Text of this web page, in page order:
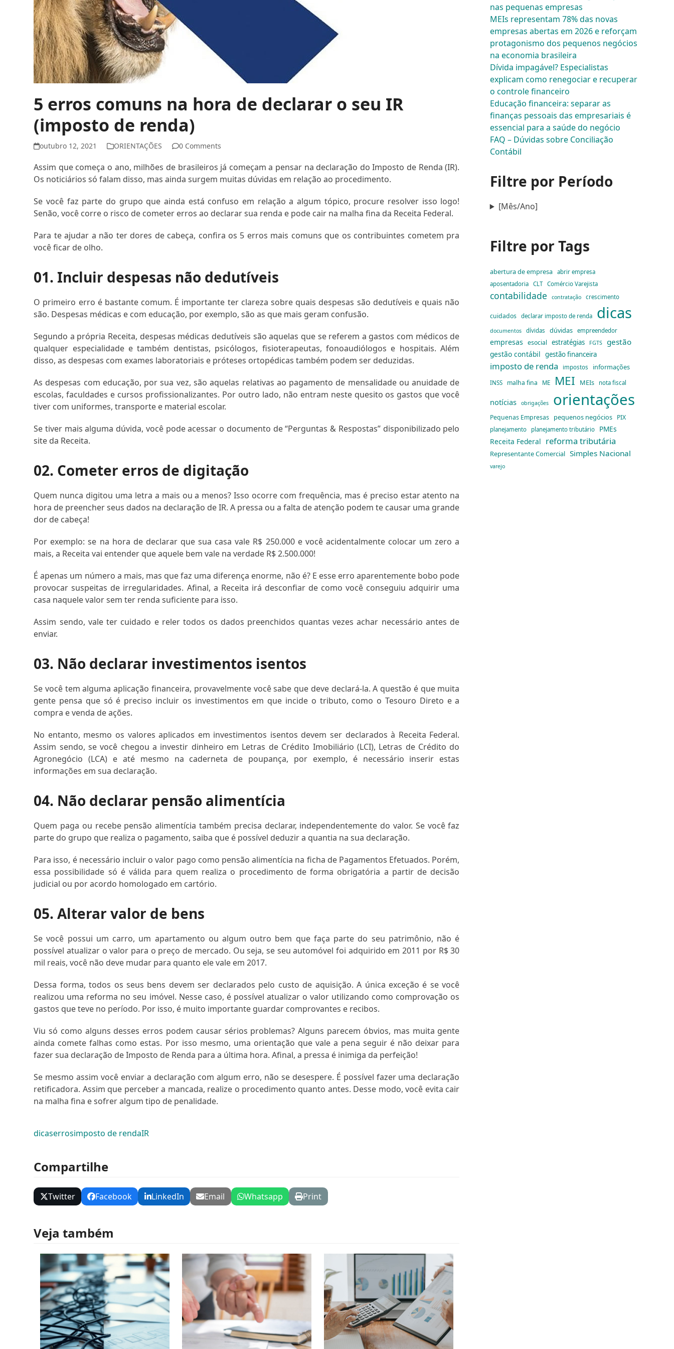
5 erros comuns na hora de declarar o seu IR
(imposto de renda)
outubro 12, 2021 ORIENTAÇÕES 0 Comments
Assim que começa o ano, milhões de brasileiros já começam a pensar na declaração do Imposto de Renda (IR).
Os noticiários só falam disso, mas ainda surgem muitas dúvidas em relação ao procedimento.
Se você faz parte do grupo que ainda está confuso em relação a algum tópico, procure resolver isso logo!
Senão, você corre o risco de cometer erros ao declarar sua renda e pode cair na malha fina da Receita Federal.
Para te ajudar a não ter dores de cabeça, confira os 5 erros mais comuns que os contribuintes cometem pra
você ficar de olho.
01. Incluir despesas não dedutíveis
O primeiro erro é bastante comum. É importante ter clareza sobre quais despesas são dedutíveis e quais não
são. Despesas médicas e com educação, por exemplo, são as que mais geram confusão.
Segundo a própria Receita, despesas médicas dedutíveis são aquelas que se referem a gastos com médicos de
qualquer especialidade e também dentistas, psicólogos, fisioterapeutas, fonoaudiólogos e hospitais. Além
disso, as despesas com exames laboratoriais e próteses ortopédicas também podem ser deduzidas.
As despesas com educação, por sua vez, são aquelas relativas ao pagamento de mensalidade ou anuidade de
escolas, faculdades e cursos profissionalizantes. Por outro lado, não entram neste quesito os gastos que você
tiver com uniformes, transporte e material escolar.
Se tiver mais alguma dúvida, você pode acessar o documento de “Perguntas & Respostas” disponibilizado pelo
site da Receita.
02. Cometer erros de digitação
Quem nunca digitou uma letra a mais ou a menos? Isso ocorre com frequência, mas é preciso estar atento na
hora de preencher seus dados na declaração de IR. A pressa ou a falta de atenção podem te causar uma grande
dor de cabeça!
Por exemplo: se na hora de declarar que sua casa vale R$ 250.000 e você acidentalmente colocar um zero a
mais, a Receita vai entender que aquele bem vale na verdade R$ 2.500.000!
É apenas um número a mais, mas que faz uma diferença enorme, não é? E esse erro aparentemente bobo pode
provocar suspeitas de irregularidades. Afinal, a Receita irá desconfiar de como você conseguiu adquirir uma
casa naquele valor sem ter renda suficiente para isso.
Assim sendo, vale ter cuidado e reler todos os dados preenchidos quantas vezes achar necessário antes de
enviar.
03. Não declarar investimentos isentos
Se você tem alguma aplicação financeira, provavelmente você sabe que deve declará-la. A questão é que muita
gente pensa que só é preciso incluir os investimentos em que incide o tributo, como o Tesouro Direto e a
compra e venda de ações.
No entanto, mesmo os valores aplicados em investimentos isentos devem ser declarados à Receita Federal.
Assim sendo, se você chegou a investir dinheiro em Letras de Crédito Imobiliário (LCI), Letras de Crédito do
Agronegócio (LCA) e até mesmo na caderneta de poupança, por exemplo, é necessário inserir estas
informações em sua declaração.
04. Não declarar pensão alimentícia
Quem paga ou recebe pensão alimentícia também precisa declarar, independentemente do valor. Se você faz
parte do grupo que realiza o pagamento, saiba que é possível deduzir a quantia na sua declaração.
Para isso, é necessário incluir o valor pago como pensão alimentícia na ficha de Pagamentos Efetuados. Porém,
essa possibilidade só é válida para quem realiza o procedimento de forma obrigatória a partir de decisão
judicial ou por acordo homologado em cartório.
05. Alterar valor de bens
Se você possui um carro, um apartamento ou algum outro bem que faça parte do seu patrimônio, não é
possível atualizar o valor para o preço de mercado. Ou seja, se seu automóvel foi adquirido em 2011 por R$ 30
mil reais, você não deve mudar para quanto ele vale em 2017.
Dessa forma, todos os seus bens devem ser declarados pelo custo de aquisição. A única exceção é se você
realizou uma reforma no seu imóvel. Nesse caso, é possível atualizar o valor utilizando como comprovação os
gastos que teve no período. Por isso, é muito importante guardar comprovantes e recibos.
Viu só como alguns desses erros podem causar sérios problemas? Alguns parecem óbvios, mas muita gente
ainda comete falhas como estas. Por isso mesmo, uma orientação que vale a pena seguir é não deixar para
fazer sua declaração de Imposto de Renda para a última hora. Afinal, a pressa é inimiga da perfeição!
Se mesmo assim você enviar a declaração com algum erro, não se desespere. É possível fazer uma declaração
retificadora. Assim que perceber a mancada, realize o procedimento quanto antes. Desse modo, você evita cair
na malha fina e sofrer algum tipo de penalidade.
dicaserrosimposto de rendaIR
Compartilhe
Twitter Facebook LinkedIn Email Whatsapp Print
Veja também
nas pequenas empresas
MEIs representam 78% das novas
empresas abertas em 2026 e reforçam
protagonismo dos pequenos negócios
na economia brasileira
Dívida impagável? Especialistas
explicam como renegociar e recuperar
o controle financeiro
Educação financeira: separar as
finanças pessoais das empresariais é
essencial para a saúde do negócio
FAQ – Dúvidas sobre Conciliação
Contábil
Filtre por Período
[Mês/Ano]
Filtre por Tags
abertura de empresa
abrir empresa
aposentadoria
CLT Comércio Varejista
contabilidade contratação crescimento
cuidados declarar imposto de renda dicas
documentos dívidas dúvidas empreendedor
empresas esocial estratégias FGTS gestão
gestão contábil gestão financeira
imposto de renda impostos informações
INSS malha fina ME MEI MEIs nota fiscal
notícias obrigações orientações
Pequenas Empresas pequenos negócios PIX
planejamento planejamento tributário
PMEs
Receita Federal reforma tributária
Representante Comercial Simples Nacional
varejo